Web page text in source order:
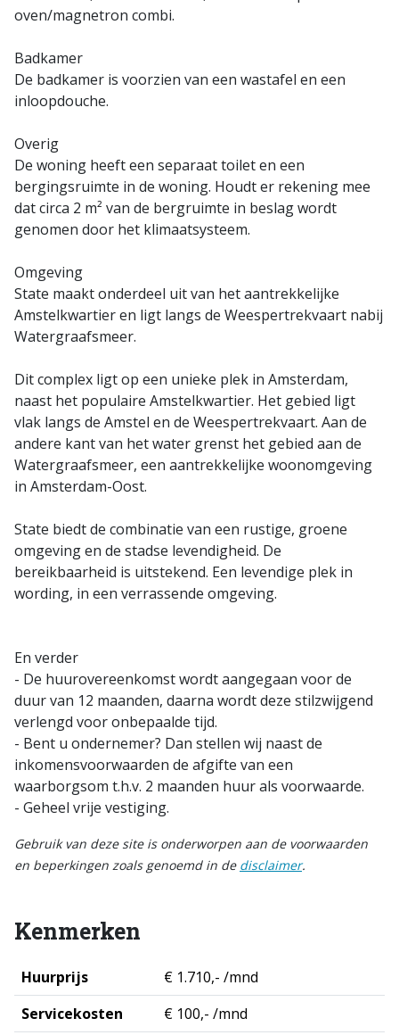
oven/magnetron combi.
Badkamer
De badkamer is voorzien van een wastafel en een
inloopdouche.
Overig
De woning heeft een separaat toilet en een
bergingsruimte in de woning. Houdt er rekening mee
dat circa 2 m² van de bergruimte in beslag wordt
genomen door het klimaatsysteem.
Omgeving
State maakt onderdeel uit van het aantrekkelijke
Amstelkwartier en ligt langs de Weespertrekvaart nabij
Watergraafsmeer.
Dit complex ligt op een unieke plek in Amsterdam,
naast het populaire Amstelkwartier. Het gebied ligt
vlak langs de Amstel en de Weespertrekvaart. Aan de
andere kant van het water grenst het gebied aan de
Watergraafsmeer, een aantrekkelijke woonomgeving
in Amsterdam-Oost.
State biedt de combinatie van een rustige, groene
omgeving en de stadse levendigheid. De
bereikbaarheid is uitstekend. Een levendige plek in
wording, in een verrassende omgeving.
En verder
- De huurovereenkomst wordt aangegaan voor de
duur van 12 maanden, daarna wordt deze stilzwijgend
verlengd voor onbepaalde tijd.
- Bent u ondernemer? Dan stellen wij naast de
inkomensvoorwaarden de afgifte van een
waarborgsom t.h.v. 2 maanden huur als voorwaarde.
- Geheel vrije vestiging.
Gebruik van deze site is onderworpen aan de voorwaarden
en beperkingen zoals genoemd in de disclaimer.
Kenmerken
Huurprijs
€ 1.710,- /mnd
Servicekosten
€ 100,- /mnd